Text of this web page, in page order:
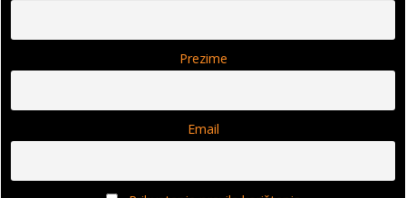
Prezime
Email